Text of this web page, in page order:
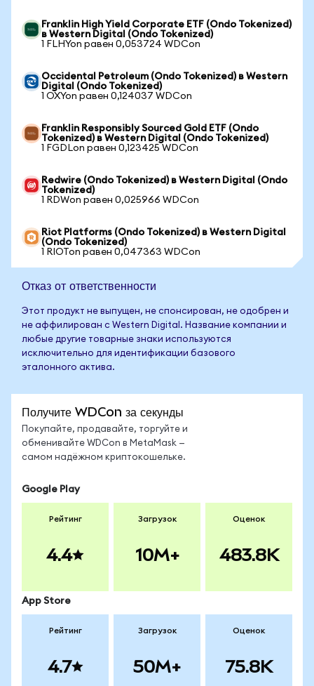
Franklin High Yield Corporate ETF (Ondo Tokenized)
в Western Digital (Ondo Tokenized)
1 FLHYon равен 0,053724 WDCon
Occidental Petroleum (Ondo Tokenized) в Western
Digital (Ondo Tokenized)
1 OXYon равен 0,124037 WDCon
Franklin Responsibly Sourced Gold ETF (Ondo
Tokenized) в Western Digital (Ondo Tokenized)
1 FGDLon равен 0,123425 WDCon
Redwire (Ondo Tokenized) в Western Digital (Ondo
Tokenized)
1 RDWon равен 0,025966 WDCon
Riot Platforms (Ondo Tokenized) в Western Digital
(Ondo Tokenized)
1 RIOTon равен 0,047363 WDCon
Отказ от ответственности
Этот продукт не выпущен, не спонсирован, не одобрен и
не аффилирован с Western Digital. Название компании и
любые другие товарные знаки используются
исключительно для идентификации базового
эталонного актива.
Получите WDCon за секунды
Покупайте, продавайте, торгуйте и
обменивайте WDCon в MetaMask —
самом надёжном криптокошельке.
Google Play
Рейтинг
4.4
Загрузок
10M+
Оценок
483.8K
App Store
Рейтинг
4.7
Загрузок
50M+
Оценок
75.8K